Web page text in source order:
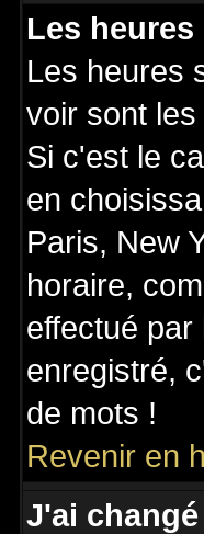
Les
Les heures
voir sont
Si c'est le
en
Paris, New
horaire,
effectué
enregistré,
de mots !
Revenir en
J'ai